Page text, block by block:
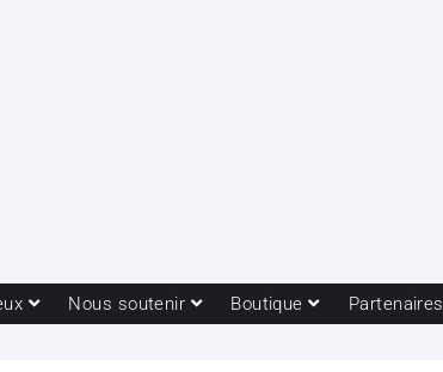
Nous soutenir Boutique Partenaires